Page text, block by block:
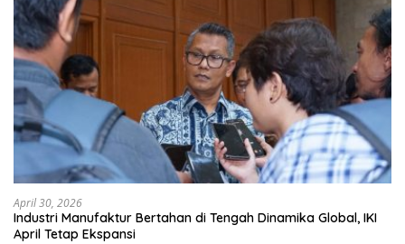
April 30, 2026
Industri Manufaktur Bertahan di Tengah Dinamika Global, IKI
April Tetap Ekspansi